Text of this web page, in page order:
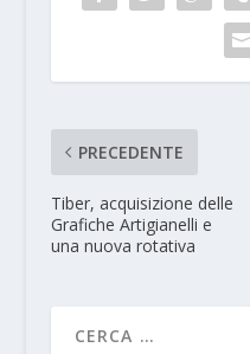
PRECEDENTE
Tiber, acquisizione delle
Grafiche Artigianelli e
una nuova rotativa